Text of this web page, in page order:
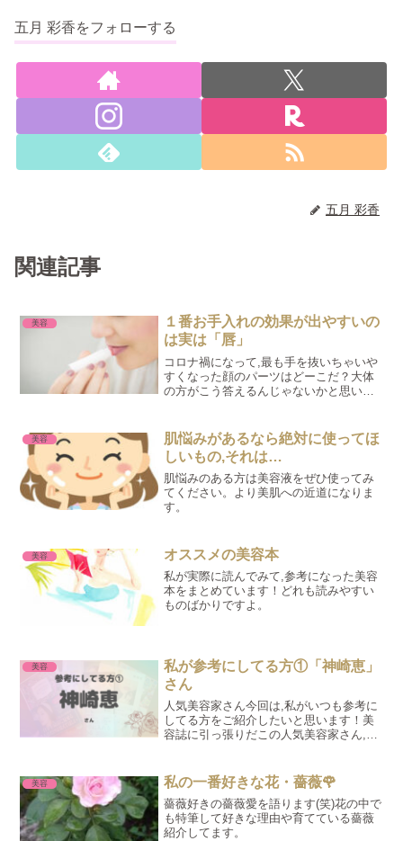
五月 彩香をフォローする
五月 彩香
関連記事
美容
１番お手入れの効果が出やすいの
は実は「唇」
コロナ禍になって,最も手を抜いちゃいや
すくなった顔のパーツはどーこだ？大体
の方がこう答えるんじゃないかと思いま
ってめちゃくちゃお手入れの効果が出や
すいパーツな...
美容
肌悩みがあるなら絶対に使ってほ
しいもの,それは…
肌悩みのある方は美容液をぜひ使ってみ
てください。より美肌への近道になりま
す。
美容 オススメの美容本
私が実際に読んでみて,参考になった美容
本をまとめています！どれも読みやすい
ものばかりですよ。
美容
私が参考にしてる方①「神崎恵」
さん
人気美容家さん今回は,私がいつも参考に
してる方をご紹介したいと思います！美
容誌に引っ張りだこの人気美容家さん,
イベートでは３人のお子さんを育てるお
母様です。年齢を重...
美容 私の一番好きな花・薔薇🌹
薔薇好きの薔薇愛を語ります(笑)花の中で
も特筆して好きな理由や育てている薔薇
紹介してます。